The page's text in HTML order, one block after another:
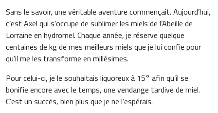
Sans le savoir, une véritable aventure commençait. Aujourd’hui,
c’est Axel qui s’occupe de sublimer les miels de l’Abeille de
Lorraine en hydromel. Chaque année, je réserve quelque
centaines de kg de mes meilleurs miels que je lui confie pour
qu’il me les transforme en millésimes.
Pour celui-ci, je le souhaitais liquoreux à 15° afin qu’il se
bonifie encore avec le temps, une vendange tardive de miel.
C’est un succès, bien plus que je ne l’espérais.